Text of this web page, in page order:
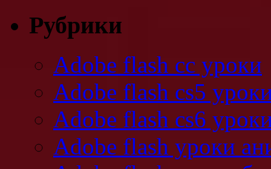
Рубрики
Adobe flash cc уроки
Adobe flash cs5
Adobe flash cs6
Adobe flash уроки